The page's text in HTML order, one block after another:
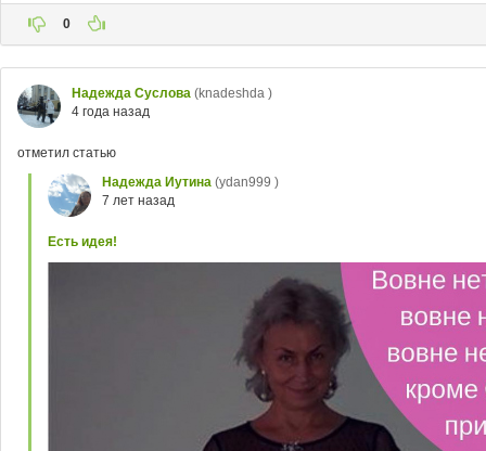
0
Надежда Суслова (knadeshda )
4 года назад
отметил статью
Надежда Иутина (ydan999 )
7 лет назад
Есть идея!